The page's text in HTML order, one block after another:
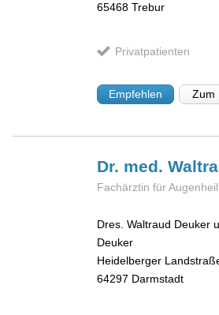
65468 Trebur
Privatpatienten
Empfehlen Zum
Dr. med.
Fachärztin für
Dres. Waltraud Deuker
Deuker
Heidelberger
64297 Darmstadt